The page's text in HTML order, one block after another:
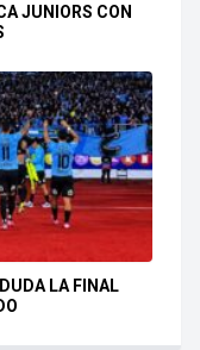
JUNIORS CON
LA FINAL